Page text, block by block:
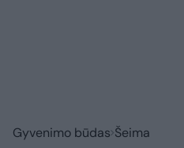
Gyvenimo būdas Šeima